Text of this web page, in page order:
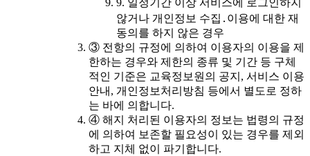
않거나 개인정보 수집․이용에 대한 재
동의를 하지 않은 경우
③ 전항의 규정에 의하여 이용자의 이용을 제
한하는 경우와 제한의 종류 및 기간 등 구체
적인 기준은 교육정보원의 공지, 서비스 이용
안내, 개인정보처리방침 등에서 별도로 정하
는 바에 의합니다.
④ 해지 처리된 이용자의 정보는 법령의 규정
에 의하여 보존할 필요성이 있는 경우를 제외
하고 지체 없이 파기합니다.